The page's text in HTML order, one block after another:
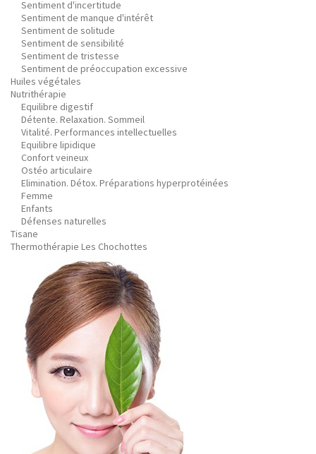
Sentiment d'incertitude
Sentiment de manque d'intérêt
Sentiment de solitude
Sentiment de sensibilité
Sentiment de tristesse
Sentiment de préoccupation excessive
Huiles végétales
Nutrithérapie
Equilibre digestif
Détente. Relaxation. Sommeil
Vitalité. Performances intellectuelles
Equilibre lipidique
Confort veineux
Ostéo articulaire
Elimination. Détox. Préparations hyperprotéinées
Femme
Enfants
Défenses naturelles
Tisane
Thermothérapie Les Chochottes